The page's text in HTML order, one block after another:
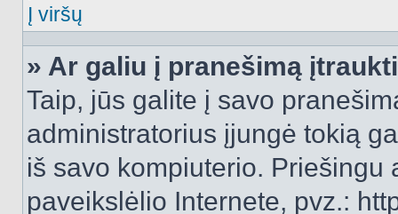
Į viršų
» Ar galiu į pranešimą
Taip, jūs galite į savo
administratorius įjungė tokią
iš savo kompiuterio.
paveikslėlio Internete, pvz.: